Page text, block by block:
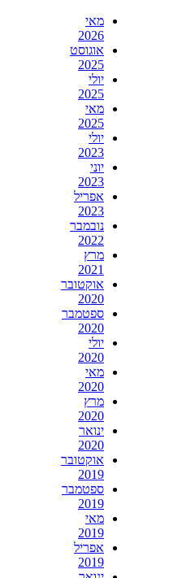
מאי
2026
אוגוסט
2025
יולי
2025
מאי
2025
יולי
2023
יוני
2023
אפריל
2023
נובמבר
2022
מרץ
2021
אוקטובר
2020
ספטמבר
2020
יולי
2020
מאי
2020
מרץ
2020
ינואר
2020
אוקטובר
2019
ספטמבר
2019
מאי
2019
אפריל
2019